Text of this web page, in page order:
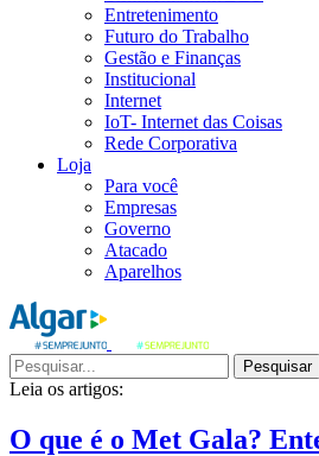
Entretenimento
Futuro do Trabalho
Gestão e Finanças
Institucional
Internet
IoT- Internet das Coisas
Rede Corporativa
Loja
Para você
Empresas
Governo
Atacado
Aparelhos
Pesquisar
Leia os artigos:
O que é o Met Gala?